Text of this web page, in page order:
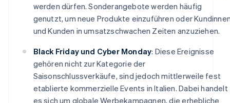
werden dürfen. Sonderangebote werden häufig
genutzt, um neue Produkte einzuführen oder
und Kunden in umsatzschwachen Zeiten anzuziehen.
Black Friday und Cyber Monday: Diese Ereignisse
gehören nicht zur Kategorie der
Saisonschlussverkäufe, sind jedoch mittlerweile fest
etablierte kommerzielle Events in Italien. Dabei handelt
es sich um globale Werbekampagnen, die erhebliche